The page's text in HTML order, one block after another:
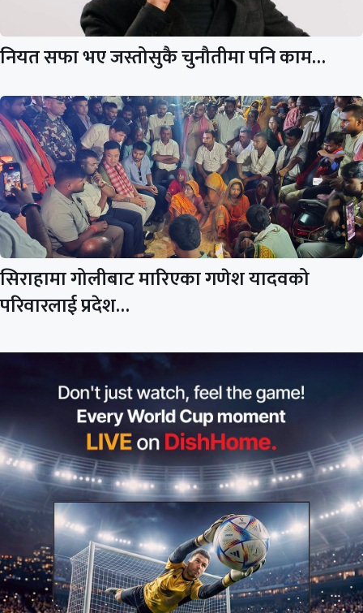
नियत सफा भए जस्तोसुकै चुनौतीमा पनि काम…
सिराहामा गोलीबाट मारिएका गणेश यादवको
परिवारलाई प्रदेश…